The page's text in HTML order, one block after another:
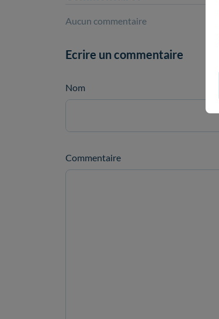
Aucun commentaire
Ecrire un commentaire
Nom
Commentaire